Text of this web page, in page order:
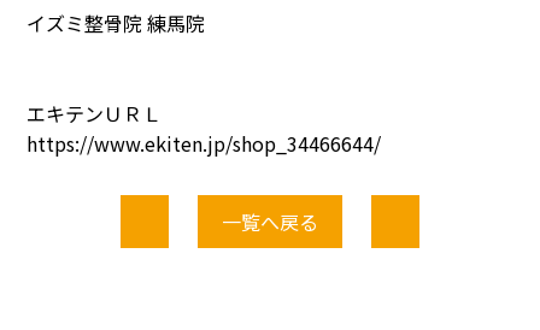
イズミ整骨院 練馬院
エキテンＵＲＬ
https://www.ekiten.jp/shop_34466644/
一覧へ戻る